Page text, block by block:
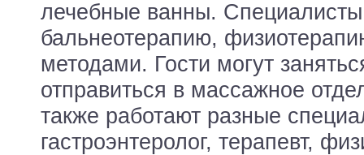
лечебные ванны.
бальнеотерапию,
методами. Гости могут
отправиться в массажное
также работают разные
гастроэнтеролог, терапевт,